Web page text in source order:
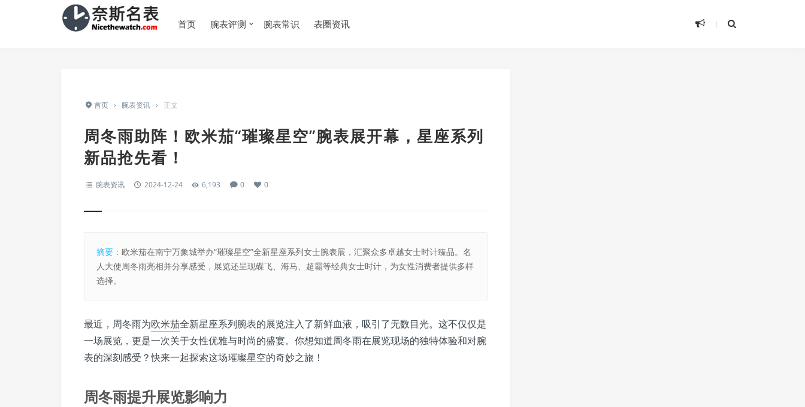
首页 腕表评测 腕表常识 表圈资讯
首页 › 腕表资讯 › 正文
周冬雨助阵！欧米茄“璀璨星空”腕表展开幕，星座系列
新品抢先看！
腕表资讯 2024-12-24 6,193 0 0
摘要： 欧米茄在南宁万象城举办“璀璨星空”全新星座系列女士腕表展，汇聚众多卓越女士时计臻品。名
人大使周冬雨亮相并分享感受，展览还呈现碟飞、海马、超霸等经典女士时计，为女性消费者提供多样
选择。
最近，周冬雨为欧米茄全新星座系列腕表的展览注入了新鲜血液，吸引了无数目光。这不仅仅是
一场展览，更是一次关于女性优雅与时尚的盛宴。你想知道周冬雨在展览现场的独特体验和对腕
表的深刻感受？快来一起探索这场璀璨星空的奇妙之旅！
周冬雨提升展览影响力